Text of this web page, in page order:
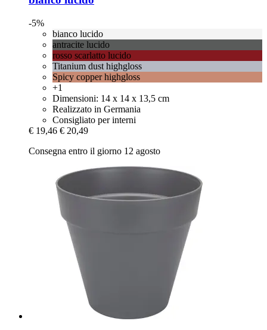
-5%
bianco lucido
antracite lucido
rosso scarlatto lucido
Titanium dust highgloss
Spicy copper highgloss
+1
Dimensioni: 14 x 14 x 13,5 cm
Realizzato in Germania
Consigliato per interni
€ 19,46 € 20,49
Consegna entro il giorno 12 agosto